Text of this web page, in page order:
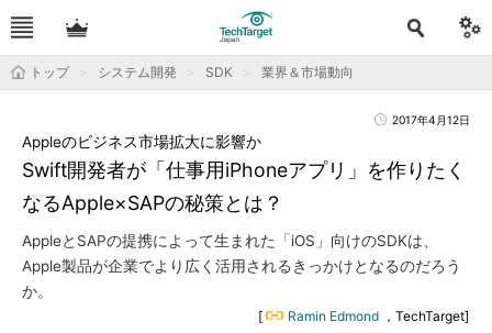
トップ システム開発 SDK 業界＆市場動向
2017年4月12日
Swift開発者が「仕事用iPhoneアプリ」を作りたく
なるApple×SAPの秘策とは？
Appleのビジネス市場拡大に影響か
AppleとSAPの提携によって生まれた「iOS」向けのSDKは、
Apple製品が企業でより広く活用されるきっかけとなるのだろう
か。
[ Ramin Edmond ，TechTarget]